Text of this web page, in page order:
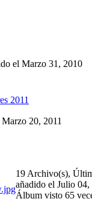
el Marzo 31, 2010
2011
20, 2011
19 Archivo(s),
añadido el Julio 04,
Álbum visto 65